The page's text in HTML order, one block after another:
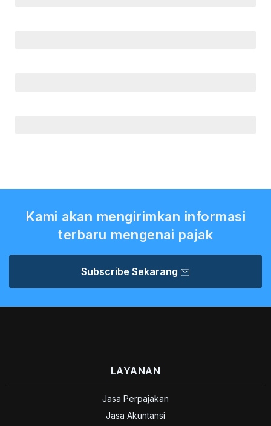
Kami akan mengirimkan informasi
terbaru mengenai pajak
Subscribe Sekarang
LAYANAN
Jasa Perpajakan
Jasa Akuntansi